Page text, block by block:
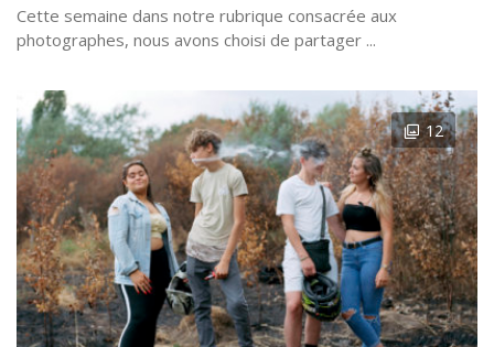
Cette semaine dans notre rubrique consacrée aux
photographes, nous avons choisi de partager ...
12